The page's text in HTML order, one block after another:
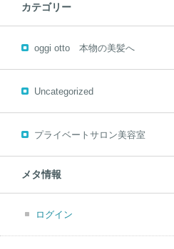
カテゴリー
oggi otto 本物の美髪へ
Uncategorized
プライベートサロン美容室
メタ情報
ログイン